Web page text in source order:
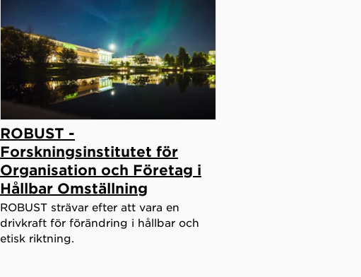
ROBUST -
Forskningsinstitutet för
Organisation och Företag i
Hållbar Omställning
ROBUST strävar efter att vara en
drivkraft för förändring i hållbar och
etisk riktning.